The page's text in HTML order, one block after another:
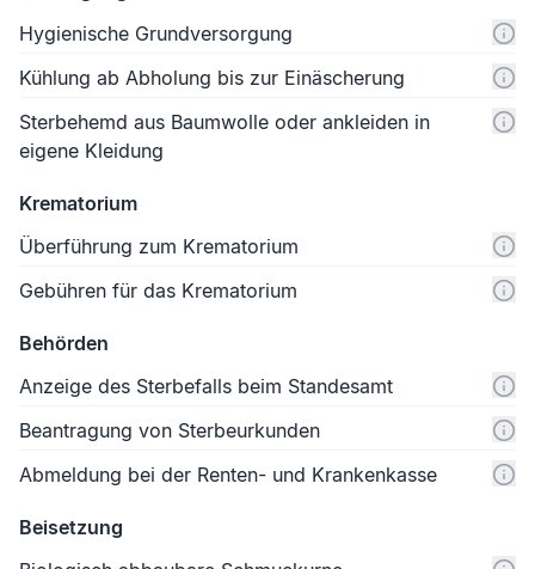
Hygienische Grundversorgung
Kühlung ab Abholung bis zur Einäscherung
Sterbehemd aus Baumwolle oder ankleiden in
eigene Kleidung
Krematorium
Überführung zum Krematorium
Gebühren für das Krematorium
Behörden
Anzeige des Sterbefalls beim Standesamt
Beantragung von Sterbeurkunden
Abmeldung bei der Renten- und Krankenkasse
Beisetzung